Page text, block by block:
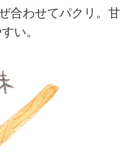
合わせてパクリ。甘
い。